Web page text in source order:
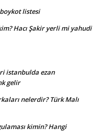
listesi
Hacı Şakir yerli mi yahudi
istanbulda ezan
gelir
nelerdir? Türk Malı
kimin? Hangi